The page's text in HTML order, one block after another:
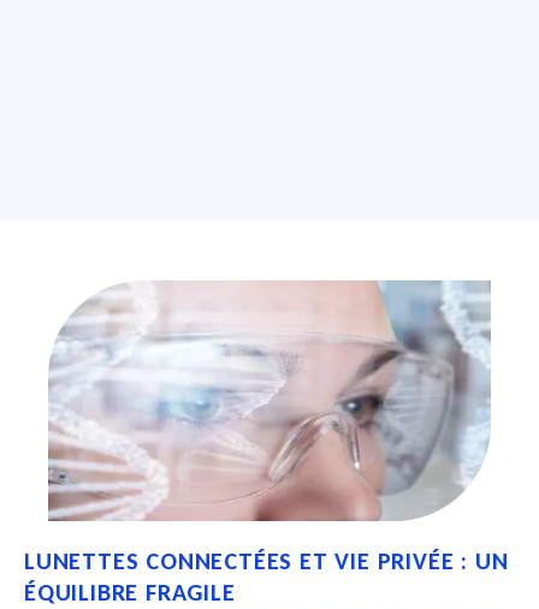
LUNETTES CONNECTÉES ET VIE PRIVÉE : UN
ÉQUILIBRE FRAGILE